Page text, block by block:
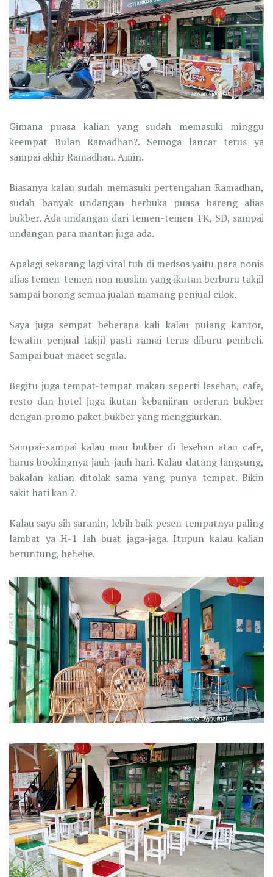
Gimana puasa kalian yang sudah memasuki minggu
keempat Bulan Ramadhan?. Semoga lancar terus ya
sampai akhir Ramadhan. Amin.
Biasanya kalau sudah memasuki pertengahan Ramadhan,
sudah banyak undangan berbuka puasa bareng alias
bukber. Ada undangan dari temen-temen TK, SD, sampai
undangan para mantan juga ada.
Apalagi sekarang lagi viral tuh di medsos yaitu para nonis
alias temen-temen non muslim yang ikutan berburu takjil
sampai borong semua jualan mamang penjual cilok.
Saya juga sempat beberapa kali kalau pulang kantor,
lewatin penjual takjil pasti ramai terus diburu pembeli.
Sampai buat macet segala.
Begitu juga tempat-tempat makan seperti lesehan, cafe,
resto dan hotel juga ikutan kebanjiran orderan bukber
dengan promo paket bukber yang menggiurkan.
Sampai-sampai kalau mau bukber di lesehan atau cafe,
harus bookingnya jauh-jauh hari. Kalau datang langsung,
bakalan kalian ditolak sama yang punya tempat. Bikin
sakit hati kan ?.
Kalau saya sih saranin, lebih baik pesen tempatnya paling
lambat ya H-1 lah buat jaga-jaga. Itupun kalau kalian
beruntung, hehehe.